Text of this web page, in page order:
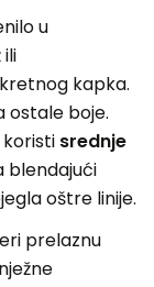
u
kapka.
ostale boje.
koristi srednje
blendajući
oštre linije.
prelaznu